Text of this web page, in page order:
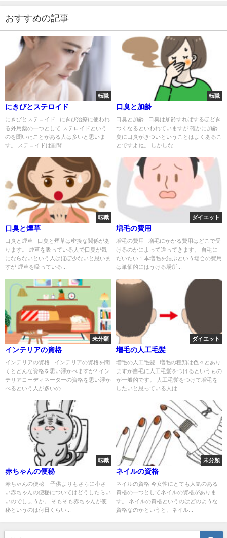
おすすめの記事
転職
にきびとステロイド
にきびとステロイド にきび治療に使われ
る外用薬の一つとして ステロイドという
のを聞いたことがある人は多いと思いま
す。 ステロイドは副腎...
転職
口臭と加齢
口臭と加齢 口臭は加齢すればするほどき
つくなるといわれていますが 確かに加齢
臭に口臭がきついということはよくあるこ
とですよね。 しかしな...
転職
口臭と煙草
口臭と煙草 口臭と煙草は密接な関係があ
ります。 煙草を吸っている人で口臭が気
にならないという人はほぼ少ないと思いま
すが 煙草を吸っている...
ダイエット
増毛の費用
増毛の費用 増毛にかかる費用はどこで受
けるのかによって違ってきます。 自毛に
だいたい１本増毛を結ぶという場合の費用
は単価的にはうける場所...
未分類
インテリアの資格
インテリアの資格 インテリアの資格を聞
くとどんな資格を思い浮かべますか? イン
テリアコーディネーターの資格を思い浮か
べるという人が多いの...
ダイエット
増毛の人工毛髪
増毛の人工毛髪 増毛の種類は色々とあり
ますが自毛に人工毛髪をつけるというもの
が一般的です。 人工毛髪をつけて増毛を
したいと思っている人は...
転職
赤ちゃんの便秘
赤ちゃんの便秘 子供よりもさらに小さ
い赤ちゃんの便秘についてはどうしたらい
いのでしょうか。 そもそも赤ちゃんが便
秘というのは何日くらい...
未分類
ネイルの資格
ネイルの資格 今女性にとても人気のある
資格の一つとしてネイルの資格がありま
す。 ネイルの資格というのはどのような
資格なのかというと、ネイル...